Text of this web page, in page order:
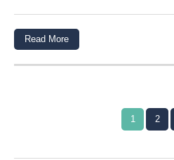
Read More
1 2